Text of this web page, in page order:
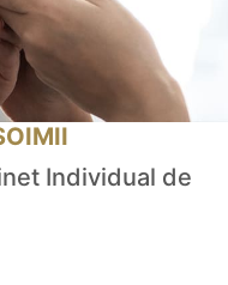
Individual de